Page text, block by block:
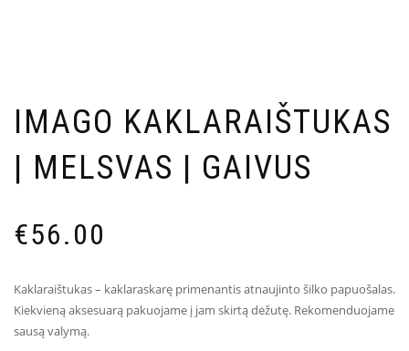
IMAGO KAKLARAIŠTUKAS
| MELSVAS | GAIVUS
€56.00
Kaklaraištukas – kaklaraskarę primenantis atnaujinto šilko papuošalas.
Kiekvieną aksesuarą pakuojame į jam skirtą dėžutę. Rekomenduojame
sausą valymą.